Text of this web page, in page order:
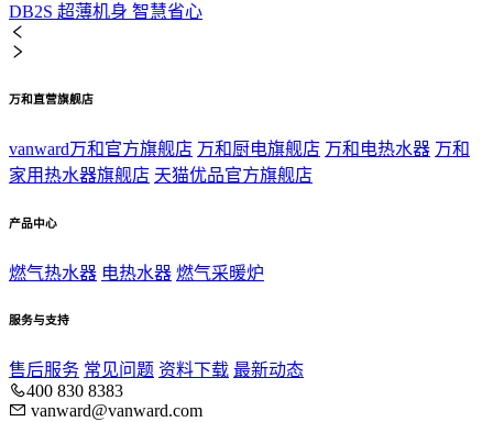
DB2S 超薄机身 智慧省心
万和直营旗舰店
vanward万和官方旗舰店 万和厨电旗舰店 万和电热水器 万和
家用热水器旗舰店 天猫优品官方旗舰店
产品中心
燃气热水器 电热水器 燃气采暖炉
服务与支持
售后服务 常见问题 资料下载 最新动态
400 830 8383
vanward@vanward.com